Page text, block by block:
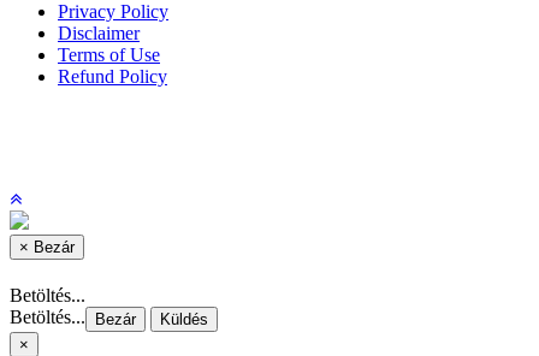
Privacy Policy
Disclaimer
Terms of Use
Refund Policy
× Bezár
Betöltés...
Betöltés...
Bezár
Küldés
×